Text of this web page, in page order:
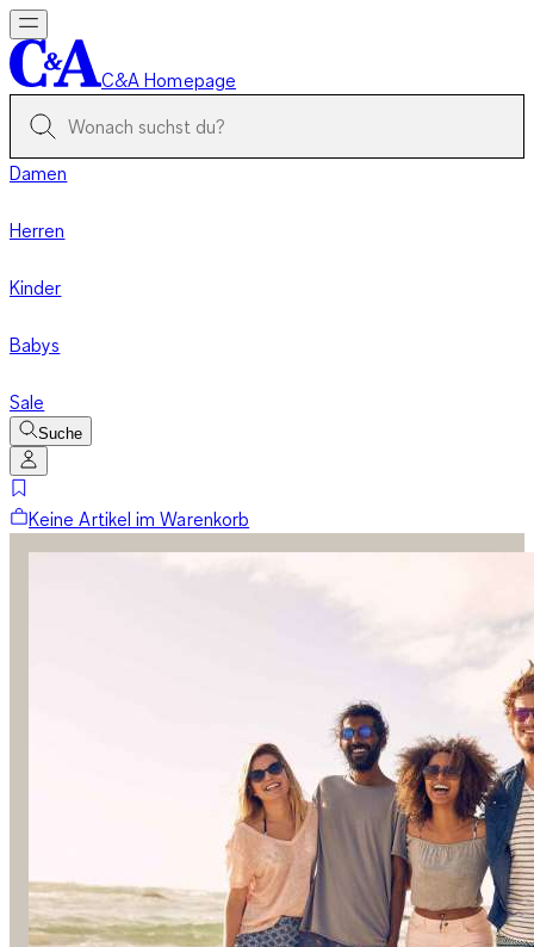
C&A Homepage
Damen
Herren
Kinder
Babys
Sale
Suche
Keine Artikel im Warenkorb